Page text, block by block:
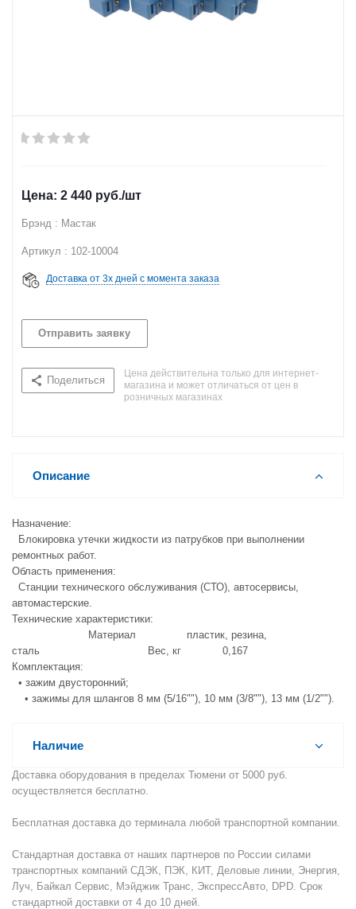
2 440 руб./шт
Брэнд : Мастак
Артикул : 102-10004
Доставка от 3х дней с момента заказа
Отправить заявку
Поделиться
Цена действительна только для интернет-
магазина и может отличаться от цен в
розничных магазинах
Описание
Назначение:
Блокировка утечки жидкости из патрубков при выполнении
ремонтных работ.
Область применения:
Станции технического обслуживания (СТО), автосервисы,
автомастерские.
Технические характеристики:
Материал пластик, резина,
сталь Вес, кг 0,167
Комплектация:
• зажим двусторонний;
• зажимы для шлангов 8 мм (5/16""), 10 мм (3/8""), 13 мм (1/2"").
Наличие
Доставка оборудования в пределах Тюмени от 5000 руб.
осуществляется бесплатно.
Бесплатная доставка до терминала любой транспортной компании.
Стандартная доставка от наших партнеров по России силами
транспортных компаний СДЭК, ПЭК, КИТ, Деловые линии, Энергия,
Луч, Байкал Сервис, Мэйджик Транс, ЭкспрессАвто, DPD. Срок
стандартной доставки от 4 до 10 дней.